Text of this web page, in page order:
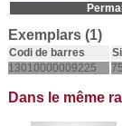
Exemplars (1)
Codi de barres
13010000009225
Dans le même